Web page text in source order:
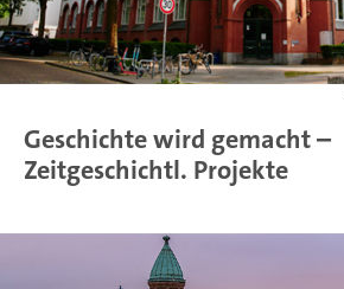
Geschichte wird gemacht –
Zeitgeschichtl. Projekte